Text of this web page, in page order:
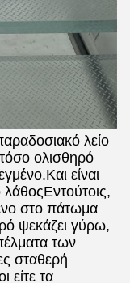
λείο
ολισθηρό
είναι
στο πάτωμα
ψεκάζει γύρω,
των
σταθερή
είτε τα